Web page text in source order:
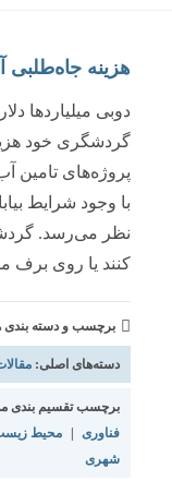
هزینه جاه‌‌‌طلبی
دوبی میلیاردها
گردشگری خود
پروژه‌‌‌های تامین
با وجود شرایط
نظر می‌‌‌رسد.
کنند یا روی برف
برچسب و دسته بندی
دسته‌های اصلی:
برچسب تقسیم بندی
فناوری
محیط
شهری